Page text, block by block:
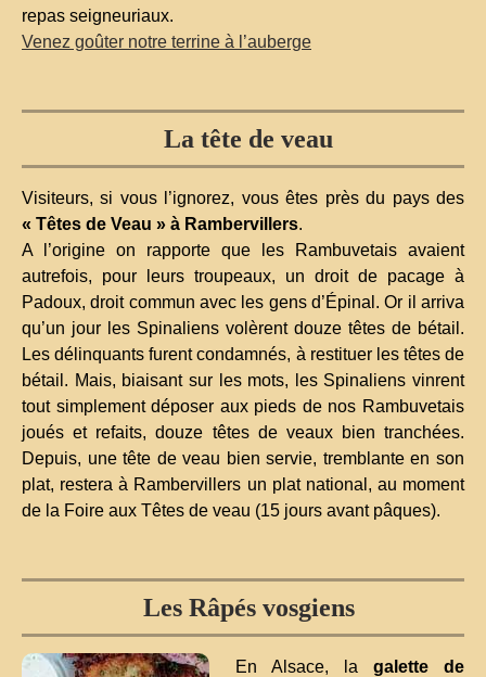
repas seigneuriaux.
Venez goûter notre terrine à l’auberge
La tête de veau
Visiteurs, si vous l’ignorez, vous êtes près du pays des
« Têtes de Veau » à Rambervillers.
A l’origine on rapporte que les Rambuvetais avaient
autrefois, pour leurs troupeaux, un droit de pacage à
Padoux, droit commun avec les gens d’Épinal. Or il arriva
qu’un jour les Spinaliens volèrent douze têtes de bétail.
Les délinquants furent condamnés, à restituer les têtes de
bétail. Mais, biaisant sur les mots, les Spinaliens vinrent
tout simplement déposer aux pieds de nos Rambuvetais
joués et refaits, douze têtes de veaux bien tranchées.
Depuis, une tête de veau bien servie, tremblante en son
plat, restera à Rambervillers un plat national, au moment
de la Foire aux Têtes de veau (15 jours avant pâques).
Les Râpés vosgiens
En Alsace, la galette de